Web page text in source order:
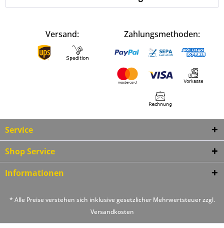
Versand: Zahlungsmethoden:
Service
Shop Service
Informationen
* Alle Preise verstehen sich inklusive gesetzlicher Mehrwertsteuer zzgl.
Versandkosten